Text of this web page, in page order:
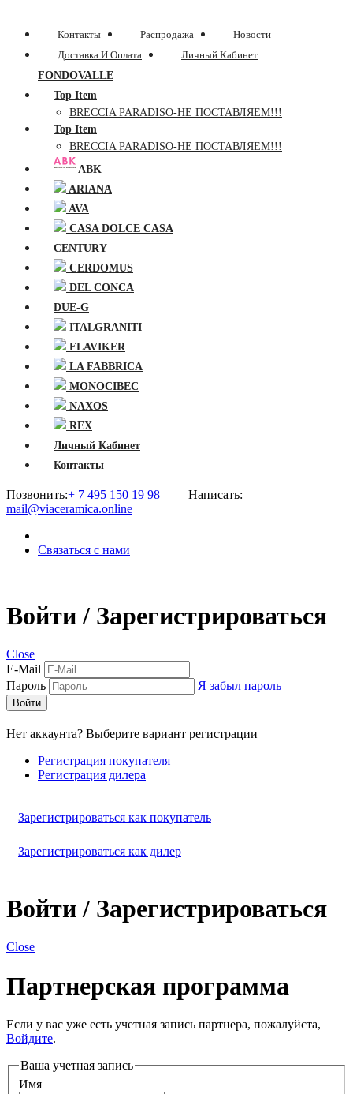
Контакты Распродажа
Новости
Доставка И Оплата
Личный Кабинет
FONDOVALLE
Top Item
BRECCIA PARADISO-НЕ ПОСТАВЛЯЕМ!!!
Top Item
BRECCIA PARADISO-НЕ ПОСТАВЛЯЕМ!!!
ABK
ARIANA
AVA
CASA DOLCE CASA
CENTURY
CERDOMUS
DEL CONCA
DUE-G
ITALGRANITI
FLAVIKER
LA FABBRICA
MONOCIBEC
NAXOS
REX
Личный Кабинет
Контакты
Позвонить:+ 7 495 150 19 98 Написать:
mail@viaceramica.online
Связаться с нами
Войти / Зарегистрироваться
Close
E-Mail
Пароль
Я забыл пароль
Войти
Нет аккаунта? Выберите вариант регистрации
Регистрация покупателя
Регистрация дилера
Зарегистрироваться как покупатель
Зарегистрироваться как дилер
Войти / Зарегистрироваться
Close
Партнерская программа
Если у вас уже есть учетная запись партнера, пожалуйста,
Войдите.
Ваша учетная запись
Имя